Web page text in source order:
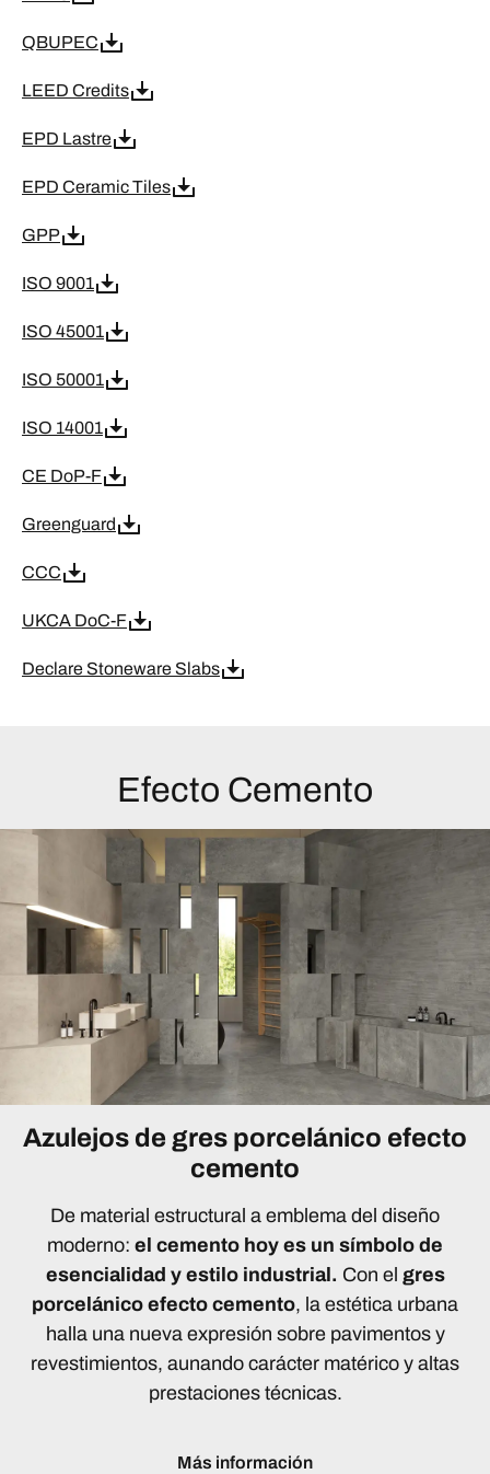
QBUPEC
LEED Credits
EPD Lastre
EPD Ceramic Tiles
GPP
ISO 9001
ISO 45001
ISO 50001
ISO 14001
CE DoP-F
Greenguard
CCC
UKCA DoC-F
Declare Stoneware Slabs
Efecto Cemento
Azulejos de gres porcelánico efecto
cemento
De material estructural a emblema del diseño
moderno: el cemento hoy es un símbolo de
esencialidad y estilo industrial. Con el gres
porcelánico efecto cemento, la estética urbana
halla una nueva expresión sobre pavimentos y
revestimientos, aunando carácter matérico y altas
prestaciones técnicas.
Más información